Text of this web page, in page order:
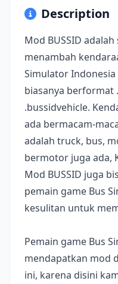
Description
Mod BUSSID
menambah
Simulator Indonesia
biasanya berformat
.bussidvehicle.
ada bermacam-
adalah truck, bus,
bermotor juga ada,
Mod BUSSID juga
pemain game Bus
kesulitan untuk
Pemain game Bus
mendapatkan mod
ini, karena disini